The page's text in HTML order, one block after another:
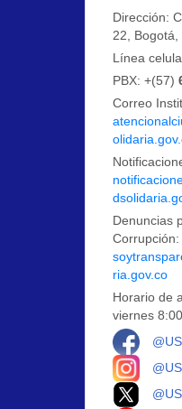
Dirección:
22, Bogotá,
Línea
PBX: +(57)
Correo
Denuncias
Corrupción:
ria.gov.co
Horario de
viernes